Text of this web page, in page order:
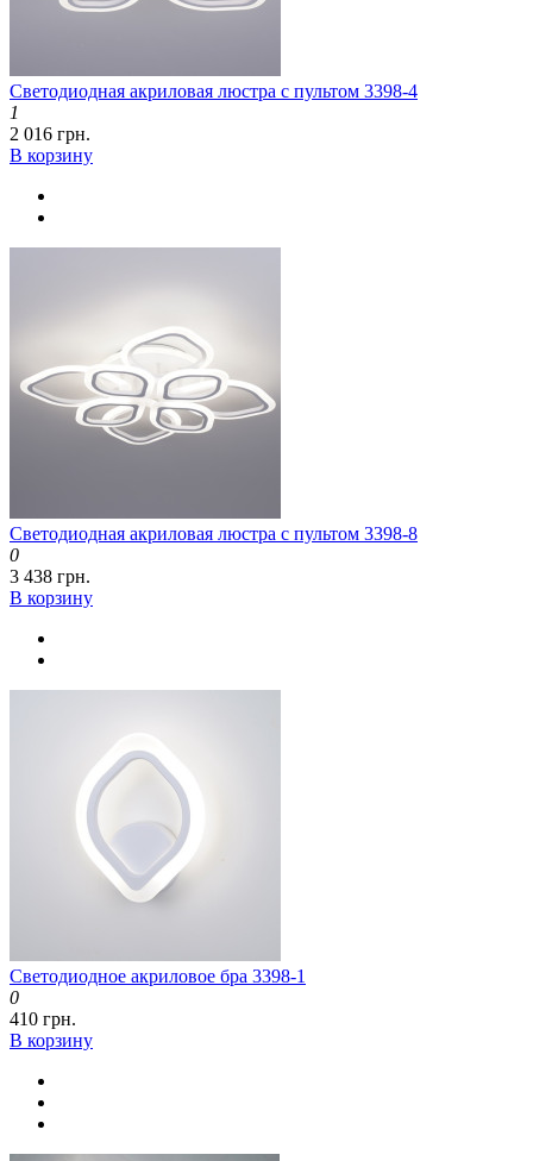
Светодиодная акриловая люстра с пультом 3398-4
1
2 016 грн.
В корзину
Светодиодная акриловая люстра с пультом 3398-8
0
3 438 грн.
В корзину
Светодиодное акриловое бра 3398-1
0
410 грн.
В корзину